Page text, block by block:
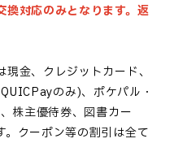
対応のみとなります。返
金、クレジットカード、
のみ)、ポケパル・
株主優待券、図書カー
。クーポン等の割引は全て